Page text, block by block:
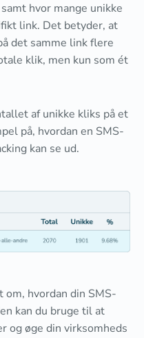
hvor mange unikke
link. Det betyder, at
det samme link flere
klik, men kun som ét
af unikke kliks på et
på, hvordan en SMS-
kan se ud.
hvordan din SMS-
kan du bruge til at
og øge din virksomheds